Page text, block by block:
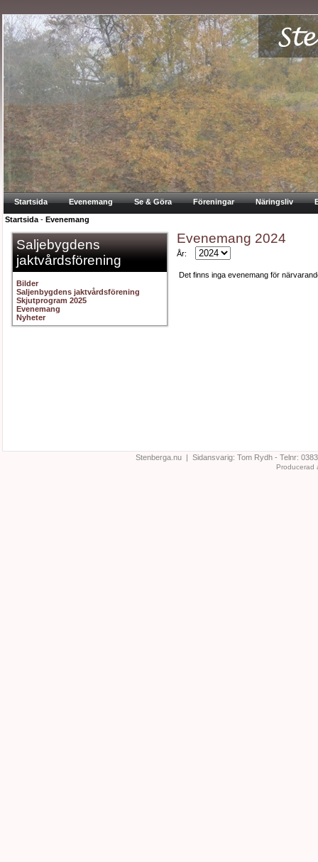
Startsida Evenemang Se & Göra Föreningar Näringsliv
Startsida - Evenemang
Saljebygdens
jaktvårdsförening
Bilder
Saljenbygdens jaktvårdsförening
Skjutprogram 2025
Evenemang
Nyheter
Evenemang 2024
År:
Det finns inga evenemang för
Stenberga.nu | Sidansvarig: Tom Rydh - Telnr:
Producerad